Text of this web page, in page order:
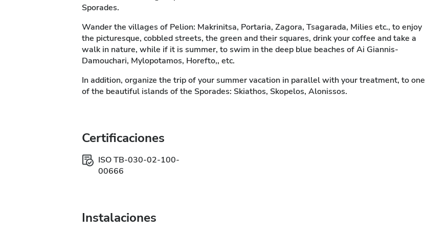
Sporades.
Wander the villages of Pelion: Makrinitsa, Portaria, Zagora, Tsagarada, Milies etc., to enjoy
the picturesque, cobbled streets, the green and their squares, drink your coffee and take a
walk in nature, while if it is summer, to swim in the deep blue beaches of Ai Giannis-
Damouchari, Mylopotamos, Horefto,, etc.
In addition, organize the trip of your summer vacation in parallel with your treatment, to one
of the beautiful islands of the Sporades: Skiathos, Skopelos, Alonissos.
Certificaciones
ISO TB-030-02-100-
00666
Instalaciones